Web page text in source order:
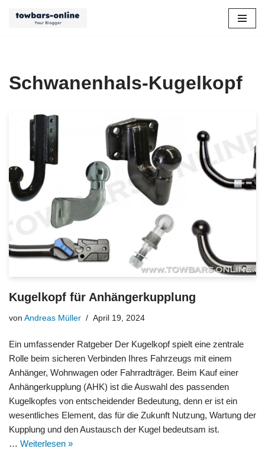
Schwanenhals-Kugelkopf
Kugelkopf für Anhängerkupplung
von Andreas Müller April 19, 2024
Ein umfassender Ratgeber Der Kugelkopf spielt eine zentrale
Rolle beim sicheren Verbinden Ihres Fahrzeugs mit einem
Anhänger, Wohnwagen oder Fahrradträger. Beim Kauf einer
Anhängerkupplung (AHK) ist die Auswahl des passenden
Kugelkopfes von entscheidender Bedeutung, denn er ist ein
wesentliches Element, das für die Zukunft Nutzung, Wartung der
Kupplung und den Austausch der Kugel bedeutsam ist.
… Weiterlesen »